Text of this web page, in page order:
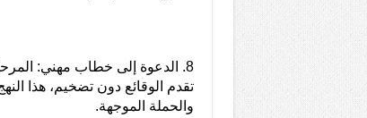
8. الدعوة إلى خطاب مهني:
تقدم الوقائع دون تضخيم، هذا
والحملة الموجهة.